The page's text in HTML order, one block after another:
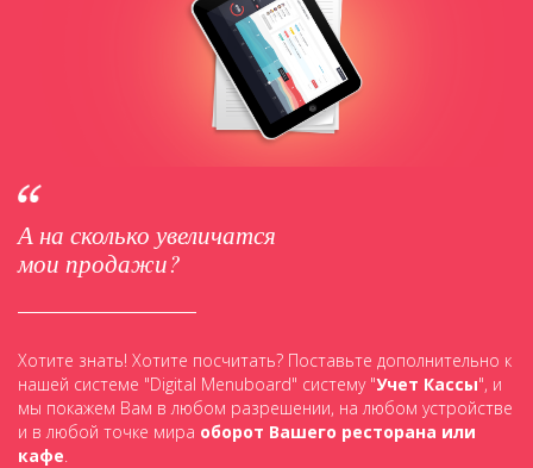
А на сколько увеличатся
мои продажи?
Хотите знать! Хотите посчитать? Поставьте дополнительно к
нашей системе "Digital Menuboard" систему "Учет Кассы", и
мы покажем Вам в любом разрешении, на любом устройстве
и в любой точке мира оборот Вашего ресторана или
кафе.